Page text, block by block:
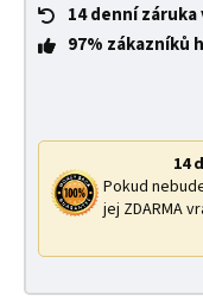
14 denní
97% zákazníků
14
Pokud
jej ZDARMA